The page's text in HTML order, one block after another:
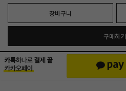
장바구니
구매하기